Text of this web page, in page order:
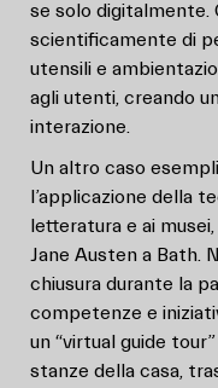
se solo digitalmente.
scientificamente di
utensili e
agli utenti, creando
interazione.
Un altro caso
l’applicazione della
letteratura e ai
Jane Austen a Bath.
chiusura durante la
competenze e
un “virtual guide
stanze della casa,